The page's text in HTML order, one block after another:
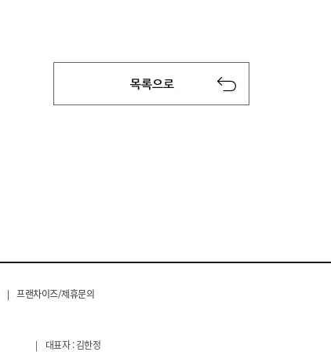
| 프랜차이즈/제휴문의
| 대표자 : 김한정